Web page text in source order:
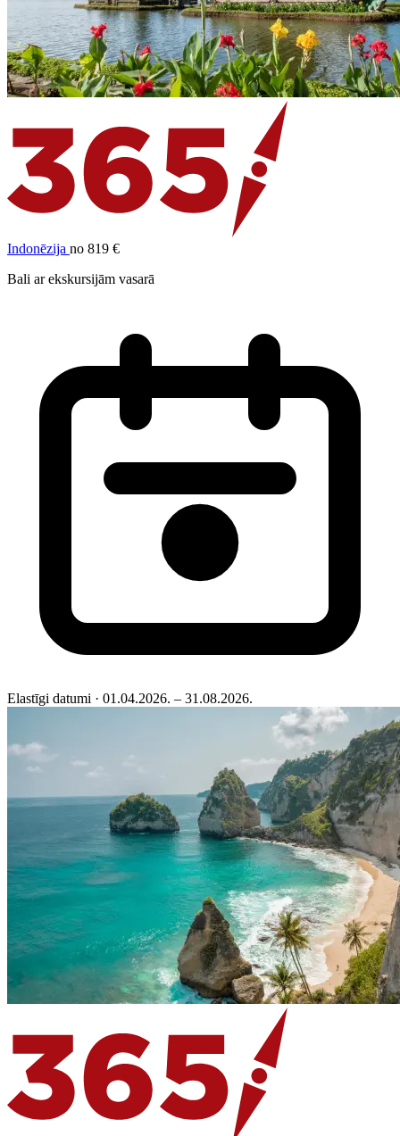
Indonēzija no 819 €
Bali ar ekskursijām vasarā
Elastīgi datumi · 01.04.2026. – 31.08.2026.